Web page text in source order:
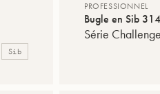
Sib
PROFESSIONNEL
Bugle en Sib
Série